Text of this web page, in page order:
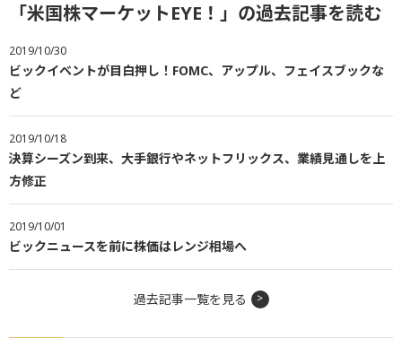
「米国株マーケットEYE！」の過去記事を読む
2019/10/30
ビックイベントが目白押し！FOMC、アップル、フェイスブックな
ど
2019/10/18
決算シーズン到来、大手銀行やネットフリックス、業績見通しを上
方修正
2019/10/01
ビックニュースを前に株価はレンジ相場へ
過去記事一覧を見る